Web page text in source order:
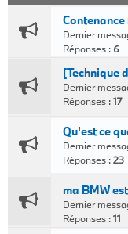
Dernier
Réponses : 6
[Technique
Dernier
Réponses :17
Qu'est ce
Dernier
Réponses :23
ma BMW
Dernier
Réponses :11